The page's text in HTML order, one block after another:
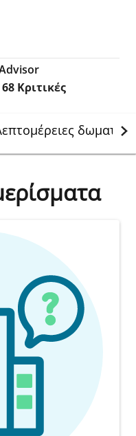
68 Κριτικές
δωματίου